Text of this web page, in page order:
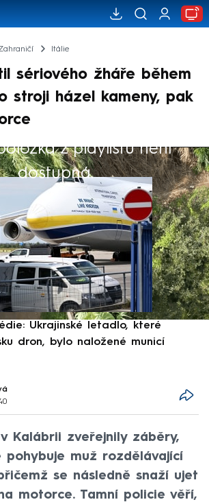
Itálie
sériového žháře během
stroji házel kameny, pak
z playlistu není
dostupná.
Ukrajinské letadlo, které
dron, bylo naložené municí
Kalábrii zveřejnily záběry,
pohybuje muž rozdělávající
se následně snaží ujet
motorce. Tamní policie věří,